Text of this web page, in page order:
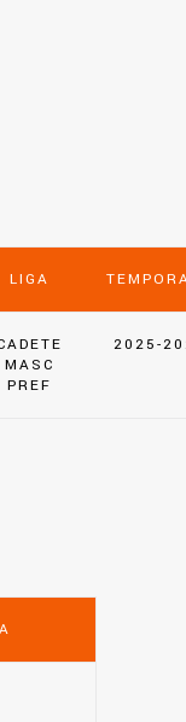
LIGA
MASC
PREF
2025-